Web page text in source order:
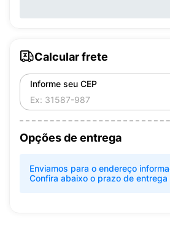
Calcular frete
Informe seu CEP
Opções de entrega
Enviamos para o endereço
Confira abaixo o prazo de